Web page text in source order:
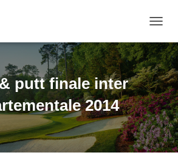
putt finale inter
2014